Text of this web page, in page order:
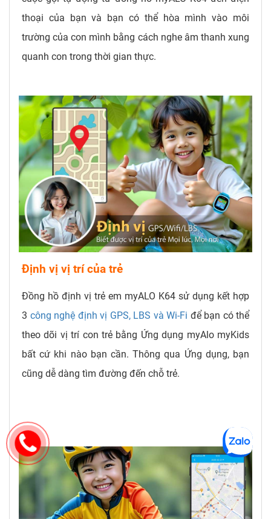
thoại của bạn và bạn có thể hòa mình vào môi
trường của con mình bằng cách nghe âm thanh xung
quanh con trong thời gian thực.
Định vị vị trí của trẻ
Đồng hồ định vị trẻ em myALO K64 sử dụng kết hợp
3 công nghệ định vị GPS, LBS và Wi-Fi để bạn có thể
theo dõi vị trí con trẻ bằng Ứng dụng myAlo myKids
bất cứ khi nào bạn cần. Thông qua Ứng dụng, bạn
cũng dễ dàng tìm đường đến chỗ trẻ.